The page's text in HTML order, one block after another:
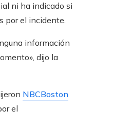
ni ha indicado si
por el incidente.
información
dijo la
NBCBoston
el